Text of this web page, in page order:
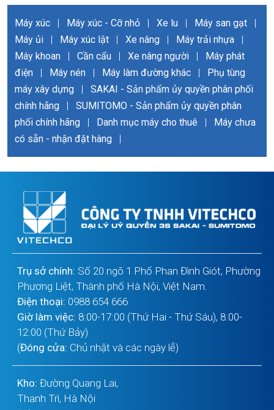
Máy xúc | Máy xúc - Cỡ nhỏ | Xe lu | Máy san gạt
|
Máy ủi
| Máy xúc lật | Xe nâng | Máy trải nhựa
|
Máy khoan
| Cần cẩu | Xe nâng người |
Máy phát
điện
| Máy nén | Máy làm đường khác |
Phụ tùng
máy xây dựng
|
SAKAI - Sản phẩm ủy quyền phân phối
chính hãng
|
SUMITOMO - Sản phẩm ủy quyền phân
phối chính hãng
| Danh mục máy cho thuê |
Máy chưa
có sẵn - nhận đặt hàng
|
Trụ sở chính: Số 20 ngõ 1 Phố Phan Đình Giót, Phường
Phương Liệt, Thành phố Hà Nội, Việt Nam.
Điện thoại: 0988 654 666
Giờ làm việc: 8:00-17:00 (Thứ Hai - Thứ Sáu), 8:00-
12:00 (Thứ Bảy)
(Đóng cửa: Chủ nhật và các ngày lễ)
Kho: Đường Quang Lai,
Thanh Trì, Hà Nội